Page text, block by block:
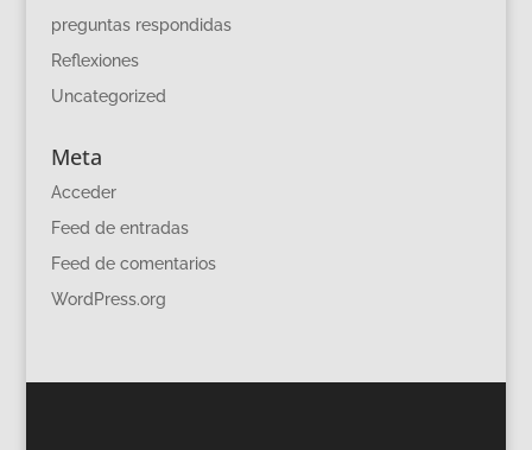
preguntas respondidas
Reflexiones
Uncategorized
Meta
Acceder
Feed de entradas
Feed de comentarios
WordPress.org